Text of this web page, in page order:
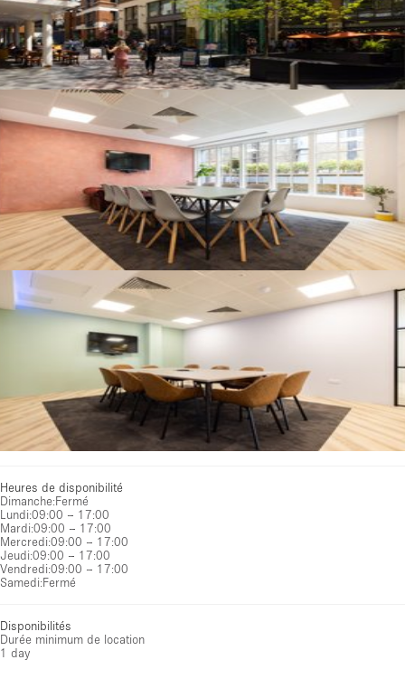
Heures de disponibilité
Dimanche:Fermé
Lundi:09:00 – 17:00
Mardi:09:00 – 17:00
Mercredi:09:00 – 17:00
Jeudi:09:00 – 17:00
Vendredi:09:00 – 17:00
Samedi:Fermé
Disponibilités
Durée minimum de location
1 day